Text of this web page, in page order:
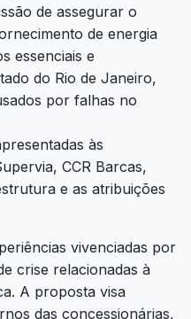
de assegurar o
de energia
essenciais e
do Rio de Janeiro,
por falhas no
às
CCR Barcas,
e as atribuições
vivenciadas por
crise relacionadas à
A proposta visa
das concessionárias,